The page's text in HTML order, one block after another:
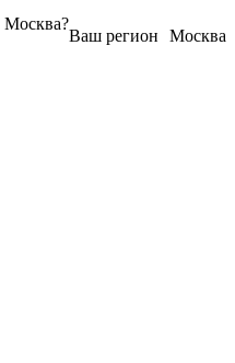
Москва
Ваш регион
Москва?